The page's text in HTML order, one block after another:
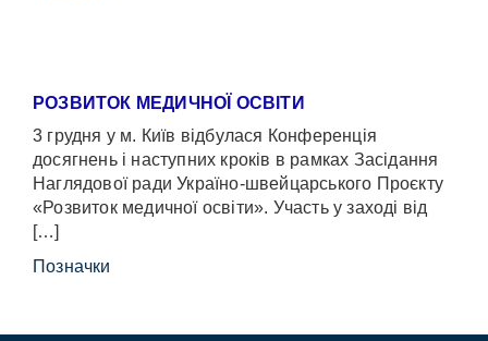
РОЗВИТОК МЕДИЧНОЇ ОСВІТИ
3 грудня у м. Київ відбулася Конференція
досягнень і наступних кроків в рамках Засідання
Наглядової ради Україно-швейцарського Проєкту
«Розвиток медичної освіти». Участь у заході від
[…]
Позначки